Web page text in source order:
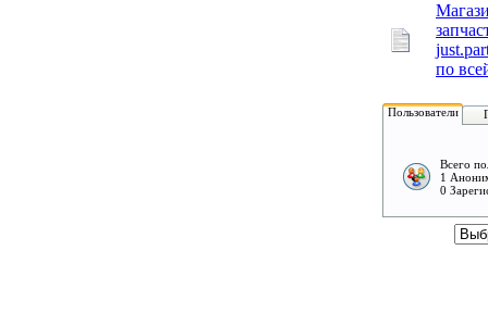
по
Пользователи
Всего
1
0